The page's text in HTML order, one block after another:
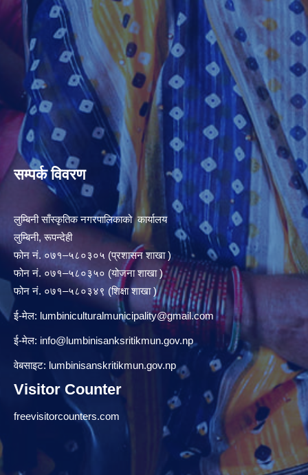
सम्पर्क विवरण
लुम्बिनी साँस्कृतिक नगरपालिकाको कार्यालय
लुम्बिनी, रूपन्देही
फोन नं. ०७१–५८०३०५ (प्रशासन शाखा )
फोन नं. ०७१–५८०३५० (योजना शाखा )
फोन नं. ०७१–५८०३४९ (शिक्षा शाखा )
ई-मेल: lumbiniculturalmunicipality@gmail.com
ई-मेल: info@lumbinisanksritikmun.gov.np
वेबसाइट: lumbinisanskritikmun.gov.np
Visitor Counter
freevisitorcounters.com